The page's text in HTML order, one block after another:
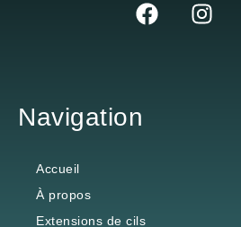
Accueil
À propos